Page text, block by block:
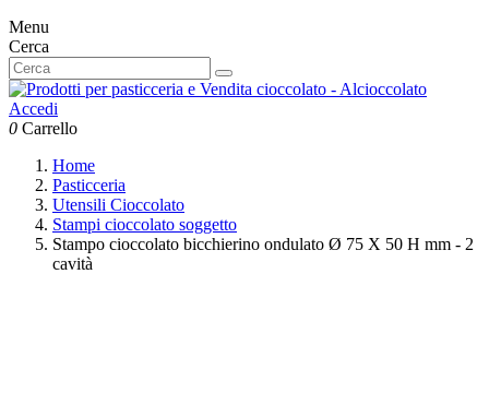
Menu
Cerca
Accedi
0 Carrello
Home
Pasticceria
Utensili Cioccolato
Stampi cioccolato soggetto
Stampo cioccolato bicchierino ondulato Ø 75 X 50 H mm - 2
cavità